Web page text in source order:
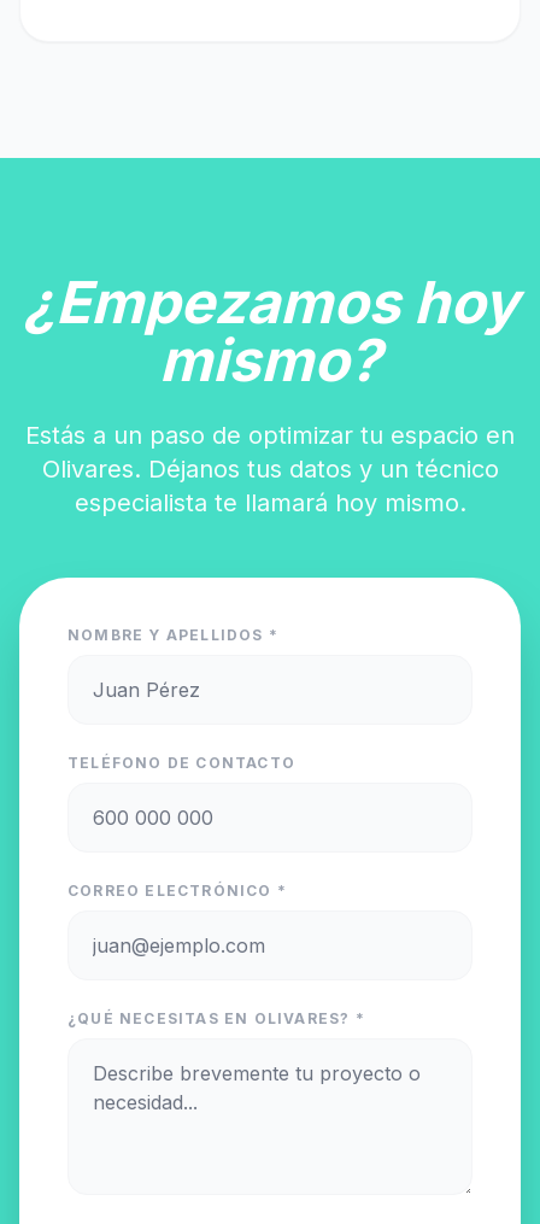
¿Empezamos hoy
mismo?
Estás a un paso de optimizar tu espacio en
Olivares. Déjanos tus datos y un técnico
especialista te llamará hoy mismo.
NOMBRE Y APELLIDOS *
TELÉFONO DE CONTACTO
CORREO ELECTRÓNICO *
¿QUÉ NECESITAS EN OLIVARES? *